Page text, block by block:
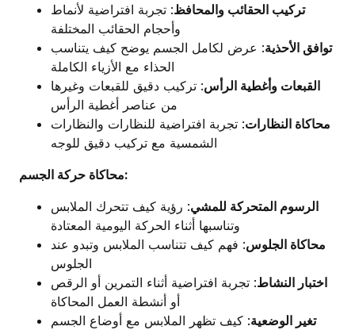
تركيب الحقائب والمحافظ: تجربة افتراضية لأنماط
وأحجام الحقائب المختلفة
توافق الأحذية: عرض لكامل الجسم يوضح كيف يتناسب
الحذاء مع الأزياء الكاملة
القبعات وأغطية الرأس: تركيب دقيق للقبعات وغيرها
من عناصر أغطية الرأس
محاكاة النظارات: تجربة افتراضية للنظارات والنظارات
الشمسية مع تركيب دقيق للوجه
محاكاة حركة الجسم:
الرسوم المتحركة للمشي: رؤية كيف تتحرك الملابس
وتناسبها أثناء الحركة اليومية المعتادة
محاكاة الجلوس: فهم كيف تتناسب الملابس وتبدو عند
الجلوس
اختبار النشاط: تجربة افتراضية أثناء التمرين أو الرقص
أو أنشطة العمل المحاكاة
تغير الوضعية: كيف تظهر الملابس مع أوضاع الجسم